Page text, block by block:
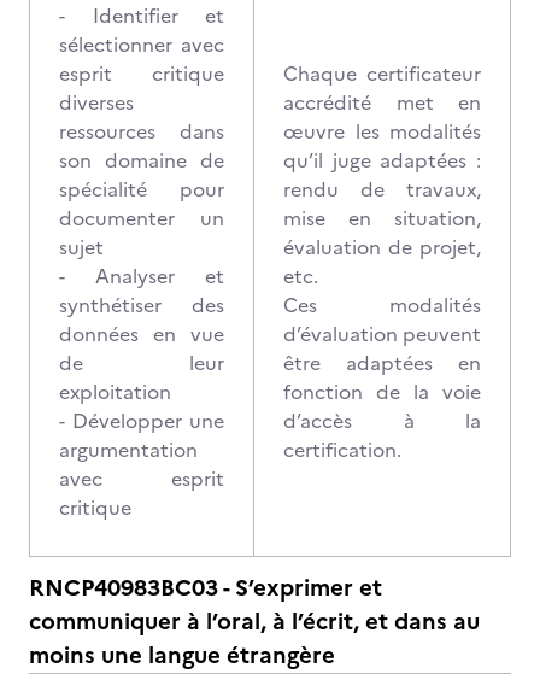
- Identifier et
sélectionner avec
esprit critique
diverses
ressources dans
son domaine de
spécialité pour
documenter un
sujet
- Analyser et
synthétiser des
données en vue
de leur
exploitation
- Développer une
argumentation
avec esprit
critique
Chaque certificateur
accrédité met en
œuvre les modalités
qu’il juge adaptées :
rendu de travaux,
mise en situation,
évaluation de projet,
etc.
Ces modalités
d’évaluation peuvent
être adaptées en
fonction de la voie
d’accès à la
certification.
RNCP40983BC03 - S’exprimer et
communiquer à l’oral, à l’écrit, et dans au
moins une langue étrangère